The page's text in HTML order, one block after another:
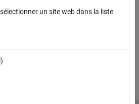
un site web dans la liste